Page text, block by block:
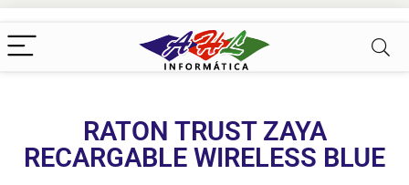
RATON TRUST ZAYA
RECARGABLE WIRELESS BLUE